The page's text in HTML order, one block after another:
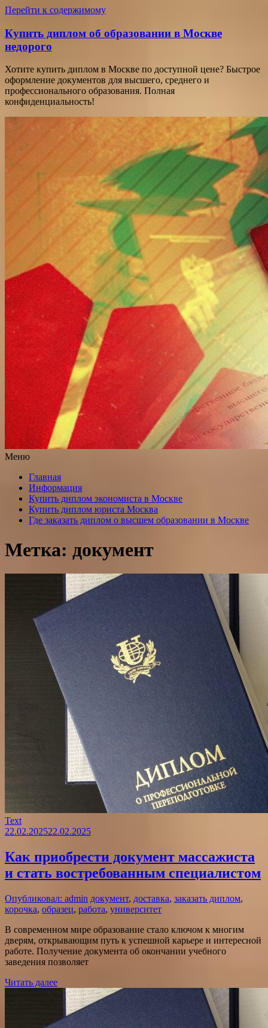
Перейти к содержимому
Купить диплом об образовании в Москве
недорого
Хотите купить диплом в Москве по доступной цене? Быстрое
оформление документов для высшего, среднего и
профессионального образования. Полная
конфиденциальность!
Меню
Главная
Информация
Купить диплом экономиста в Москве
Купить диплом юриста Москва
Где заказать диплом о высшем образовании в Москве
Метка: документ
Text
22.02.202522.02.2025
Как приобрести документ массажиста
и стать востребованным специалистом
Опубликовал: admin документ, доставка, заказать диплом,
корочка, образец, работа, университет
В современном мире образование стало ключом к многим
дверям, открывающим путь к успешной карьере и интересной
работе. Получение документа об окончании учебного
заведения позволяет
Читать далее